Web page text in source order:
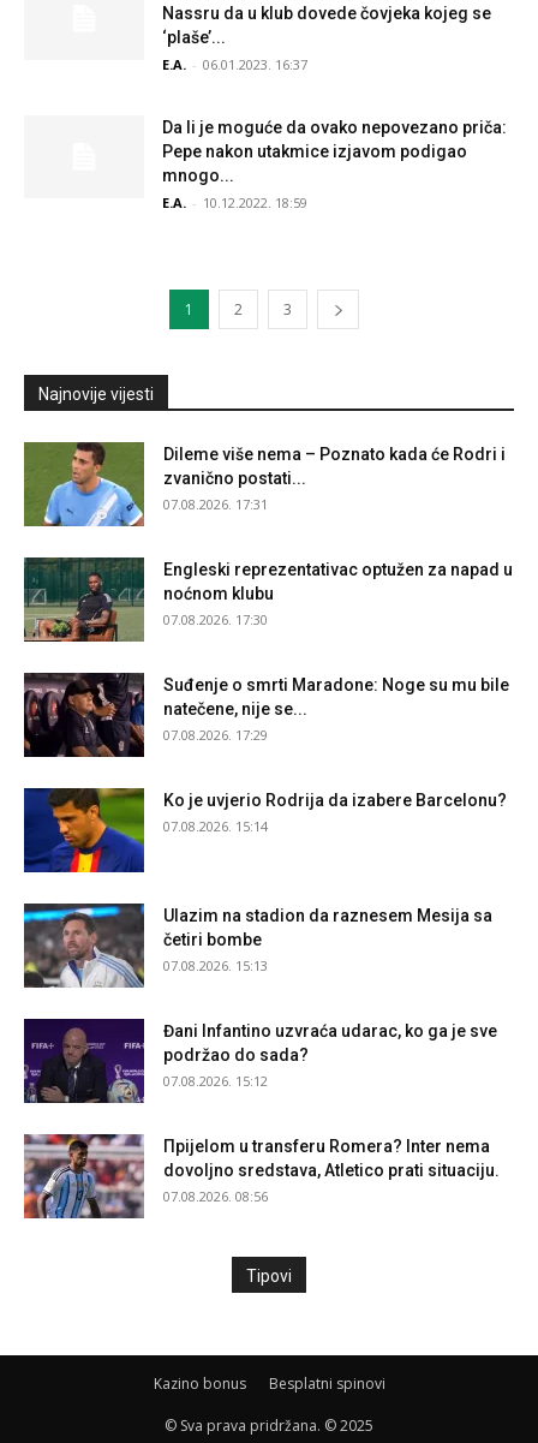
Nassru da u klub dovede čovjeka kojeg se
‘plaše’...
E.A. - 06.01.2023. 16:37
Da li je moguće da ovako nepovezano priča:
Pepe nakon utakmice izjavom podigao
mnogo...
E.A. - 10.12.2022. 18:59
1 2 3
Najnovije vijesti
Dileme više nema – Poznato kada će Rodri i
zvanično postati...
07.08.2026. 17:31
Engleski reprezentativac optužen za napad u
noćnom klubu
07.08.2026. 17:30
Suđenje o smrti Maradone: Noge su mu bile
natečene, nije se...
07.08.2026. 17:29
Ko je uvjerio Rodrija da izabere Barcelonu?
07.08.2026. 15:14
Ulazim na stadion da raznesem Mesija sa
četiri bombe
07.08.2026. 15:13
Đani Infantino uzvraća udarac, ko ga je sve
podržao do sada?
07.08.2026. 15:12
Прijelom u transferu Romera? Inter nema
dovoljno sredstava, Atletico prati situaciju.
07.08.2026. 08:56
Tipovi
Kazino bonus Besplatni spinovi
© Sva prava pridržana. © 2025